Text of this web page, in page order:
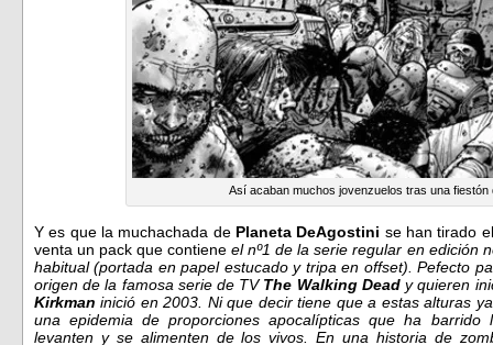
Así acaban muchos jovenzuelos tras una fiestón
Y es que la muchachada de Planeta DeAgostini se han tirado
venta un pack que contiene el nº1 de la serie regular en edición
habitual (portada en papel estucado y tripa en offset). Pefecto
origen de la famosa serie de TVThe Walking Deady quieren
Kirkman inició en 2003. Ni que decir tiene que a estas alturas
una epidemia de proporciones apocalípticas que ha
levanten y se alimenten de los vivos. En una historia de